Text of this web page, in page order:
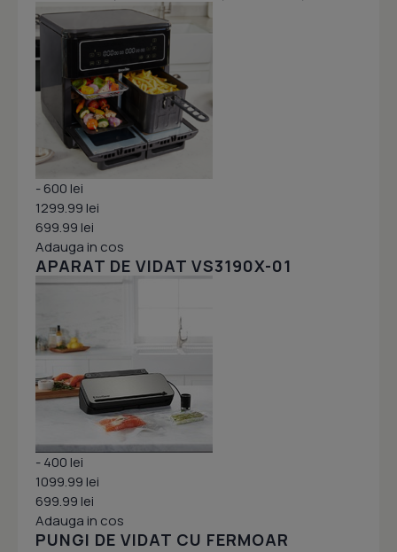
- 600 lei
1299.99 lei
699.99 lei
Adauga in cos
APARAT DE VIDAT VS3190X-01
- 400 lei
1099.99 lei
699.99 lei
Adauga in cos
PUNGI DE VIDAT CU FERMOAR